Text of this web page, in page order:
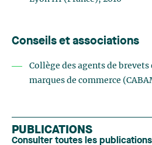
Conseils et associations
Collège des agents de brevets
marques de commerce
PUBLICATIONS
Consulter toutes les publications